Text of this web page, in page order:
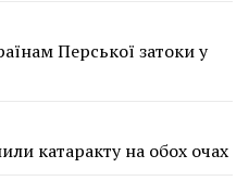
Перської затоки у
катаракту на обох очах